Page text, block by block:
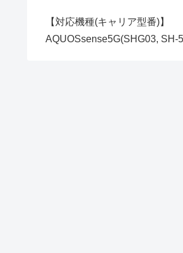
【対応機種(キャリア型番)】
AQUOSsense5G(SHG03, SH-